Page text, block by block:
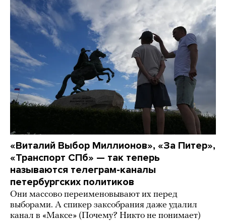
«Виталий Выбор Миллионов», «За Питер»,
«Транспорт СПб» — так теперь
называются телеграм-каналы
петербургских политиков
Они массово переименовывают их перед
выборами. А спикер заксобрания даже удалил
канал в «Максе» (Почему? Никто не понимает)